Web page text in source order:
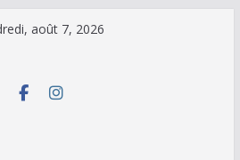
août 7, 2026